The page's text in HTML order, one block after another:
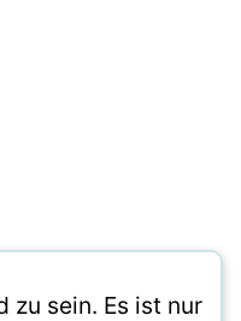
zu sein. Es ist nur